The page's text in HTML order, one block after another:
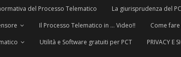
del Processo Telematico
La giurisprudenza del
Il Processo Telematico in … Video!!
Come
Utilità e Software gratuiti per PCT
PRIVACY E